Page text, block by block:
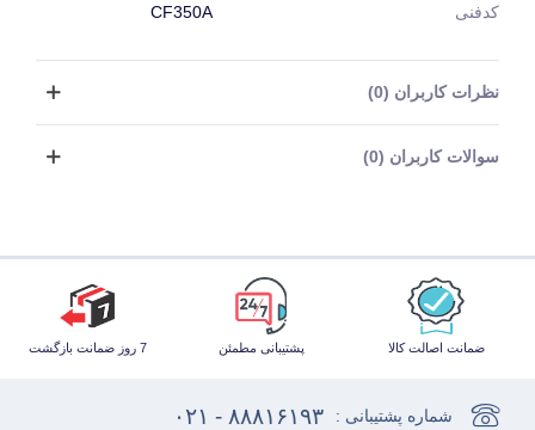
کدفنی CF350A
نظرات کاربران (0)
سوالات کاربران (0)
ضمانت اصالت کالا پشتیبانی مطمئن 7 روز ضمانت بازگشت
شماره پشتیبانی : ۸۸۸۱۶۱۹۳ - ۰۲۱